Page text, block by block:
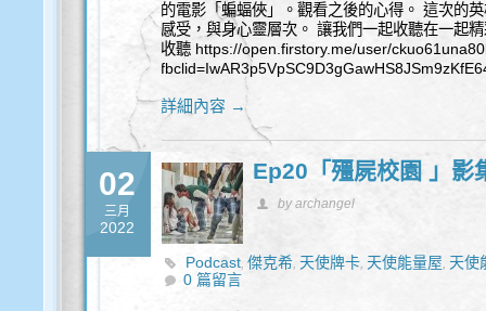
的電影「蝙蝠俠」。觀看之後的心得。 這次的
感受，與身心靈層次。 讓我們一起收聽在一起
收聽 https://open.firstory.me/user/
詳細內容 →
02
三月
2022
Ep20「殭屍校園 」影
by archangel
Podcast,傑克希, 天使牌卡, 天使能量屋, 天使
0 篇留言